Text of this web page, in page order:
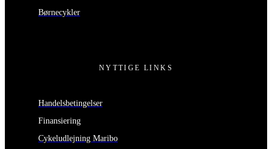
Børnecykler
NYTTIGE LINKS
Handelsbetingelser
Finansiering
Cykeludlejning Maribo